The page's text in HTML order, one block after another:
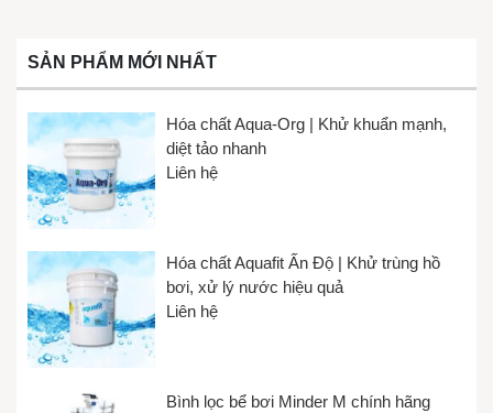
SẢN PHẨM MỚI NHẤT
Hóa chất Aqua-Org | Khử khuẩn mạnh,
diệt tảo nhanh
Liên hệ
Hóa chất Aquafit Ấn Độ | Khử trùng hồ
bơi, xử lý nước hiệu quả
Liên hệ
Bình lọc bể bơi Minder M chính hãng